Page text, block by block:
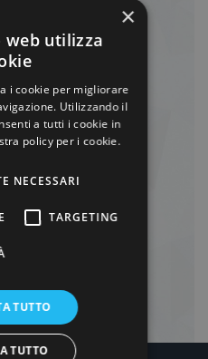
×
web utilizza
i cookie per migliorare
Utilizzando il
a tutti i cookie in
policy per i cookie.
NECESSARI
TARGETING
TUTTO
TUTTO